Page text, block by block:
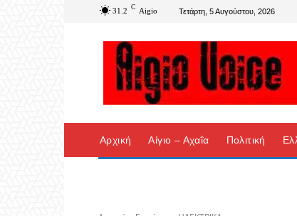
31.2 C Aigio Τετάρτη, 5 Αυγούστου, 2026
Αρχική Αίγιο – Αχαΐα Πολιτική